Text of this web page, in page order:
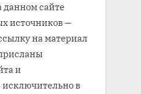
данном сайте
источников —
на материал
и
в